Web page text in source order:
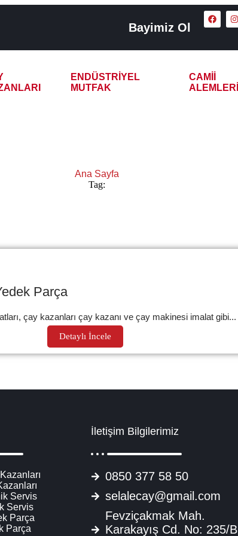
Bayimiz Ol
ENDÜSTRIYEL
MUTFAK
CAMII
ALEMLERI
Ana Sayfa
Tag:
Parça
çay kazanları çay kazanı ve çay makinesi imalat gibi...
Detaylı İncele
Servis
Servis
Parça
Parça
İletişim Bilgilerimiz
0850 377 58 50
selalecay@gmail.com
Fevziçakmak Mah.
Karakayış Cd. No: 235/B